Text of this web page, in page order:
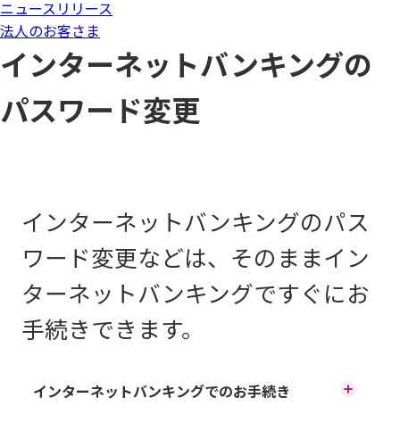
ニュースリリース
法人のお客さま
インターネットバンキングの
パスワード変更
インターネットバンキングのパス
ワード変更などは、そのままイン
ターネットバンキングですぐにお
手続きできます。
インターネットバンキングでのお手続き